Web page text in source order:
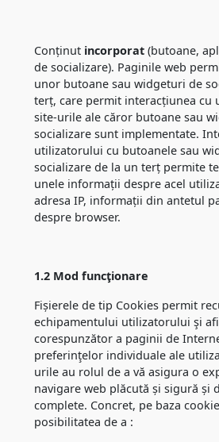
Conținut incorporat(butoane,
de socializare). Paginile web
unor butoane sau widgeturi de
terț, care permit interacțiunea cu
site-urile ale căror butoane sau
socializare sunt implementate.
utilizatorului cu butoanele sau
socializare de la un terț permite
unele informații despre acel
adresa IP, informații din antetul
despre browser.
1.2 Mod funcţionare
Fișierele de tip Cookies permit
echipamentului utilizatorului şi
corespunzător a paginii de
preferinţelor individuale ale
urile au rolul de a vă asigura o
navigare web plăcută și sigură și
complete. Concret, pe baza
posibilitatea de a :